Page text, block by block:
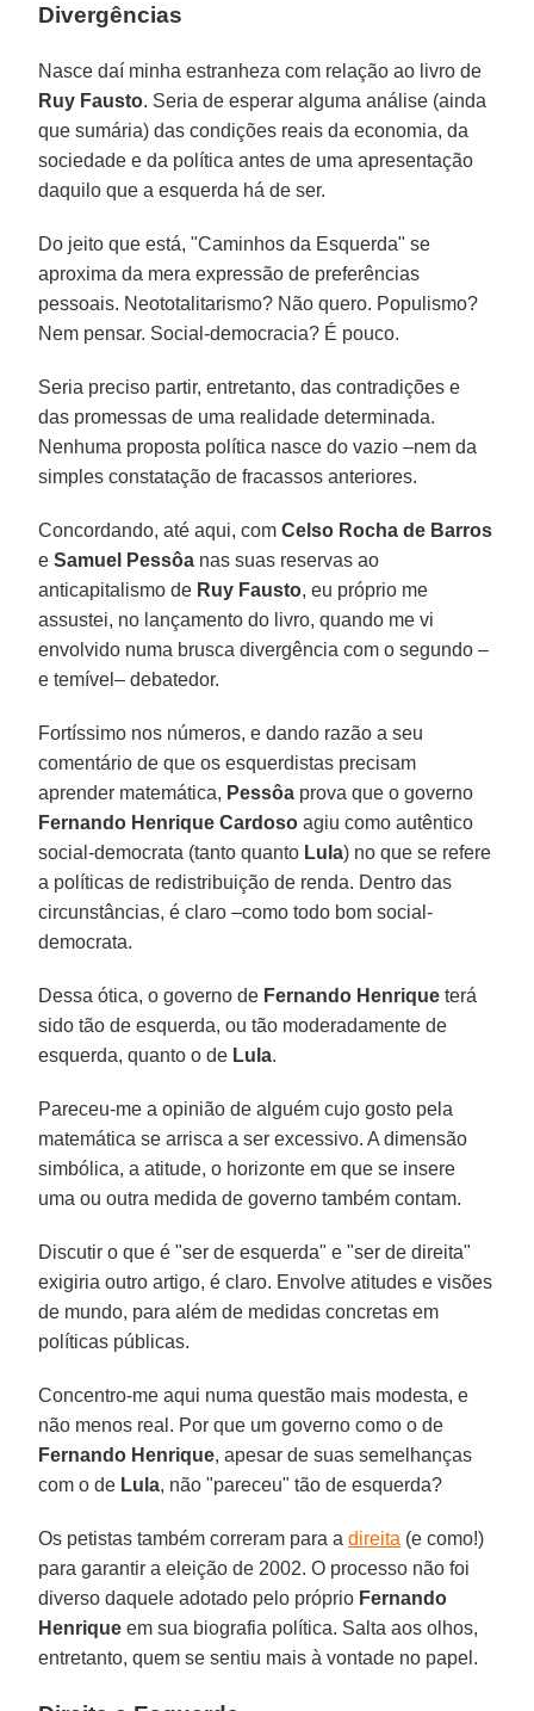
Divergências
Nasce daí minha estranheza com relação ao livro de
Ruy Fausto. Seria de esperar alguma análise (ainda
que sumária) das condições reais da economia, da
sociedade e da política antes de uma apresentação
daquilo que a esquerda há de ser.
Do jeito que está, "Caminhos da Esquerda" se
aproxima da mera expressão de preferências
pessoais. Neototalitarismo? Não quero. Populismo?
Nem pensar. Social-democracia? É pouco.
Seria preciso partir, entretanto, das contradições e
das promessas de uma realidade determinada.
Nenhuma proposta política nasce do vazio –nem da
simples constatação de fracassos anteriores.
Concordando, até aqui, comCelso Rocha de Barros
eSamuel Pessôa nas suas reservas ao
anticapitalismo de Ruy Fausto, eu próprio me
assustei, no lançamento do livro, quando me vi
envolvido numa brusca divergência com o segundo –
e temível– debatedor.
Fortíssimo nos números, e dando razão a seu
comentário de que os esquerdistas precisam
aprender matemática, Pessôa prova que o governo
Fernando Henrique Cardoso agiu como autêntico
social-democrata (tanto quanto Lula) no que se refere
a políticas de redistribuição de renda. Dentro das
circunstâncias, é claro –como todo bom social-
democrata.
Dessa ótica, o governo de Fernando Henrique terá
sido tão de esquerda, ou tão moderadamente de
esquerda, quanto o de Lula.
Pareceu-me a opinião de alguém cujo gosto pela
matemática se arrisca a ser excessivo. A dimensão
simbólica, a atitude, o horizonte em que se insere
uma ou outra medida de governo também contam.
Discutir o que é "ser de esquerda" e "ser de direita"
exigiria outro artigo, é claro. Envolve atitudes e visões
de mundo, para além de medidas concretas em
políticas públicas.
Concentro-me aqui numa questão mais modesta, e
não menos real. Por que um governo como o de
Fernando Henrique, apesar de suas semelhanças
com o de Lula, não "pareceu" tão de esquerda?
Os petistas também correram para adireita (e como!)
para garantir a eleição de 2002. O processo não foi
diverso daquele adotado pelo próprio Fernando
Henrique em sua biografia política. Salta aos olhos,
entretanto, quem se sentiu mais à vontade no papel.